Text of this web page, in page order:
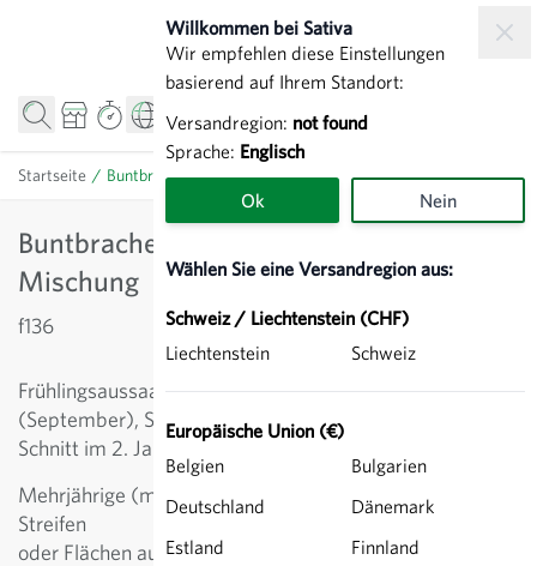
Willkommen bei Sativa
Wir empfehlen diese Einstellungen
basierend auf Ihrem Standort:
Versandregion: not found
Sprache: Englisch
Ok Nein
Wählen Sie eine Versandregion aus:
Schweiz / Liechtenstein (CHF)
Liechtenstein
Schweiz
Europäische Union (€)
Belgien
Bulgarien
Deutschland
Dänemark
Estland
Finnland
Startseite / Buntbrache Grundversion - BFF-Mischung
Buntbrache Grundversion - BFF-
Mischung
f136
Frühlingsaussaat (März-April) oder Herbstaussaat
(September), Säuberungsschnitt im 1. Jahr erlaubt,
Schnitt im 2. Jahr zwischen 1. Oktober und 15. März
Mehrjährige (mindestens 2 Jahre, maximal 8 Jahre)
Streifen
oder Flächen auf Ackerland mit einheimischen